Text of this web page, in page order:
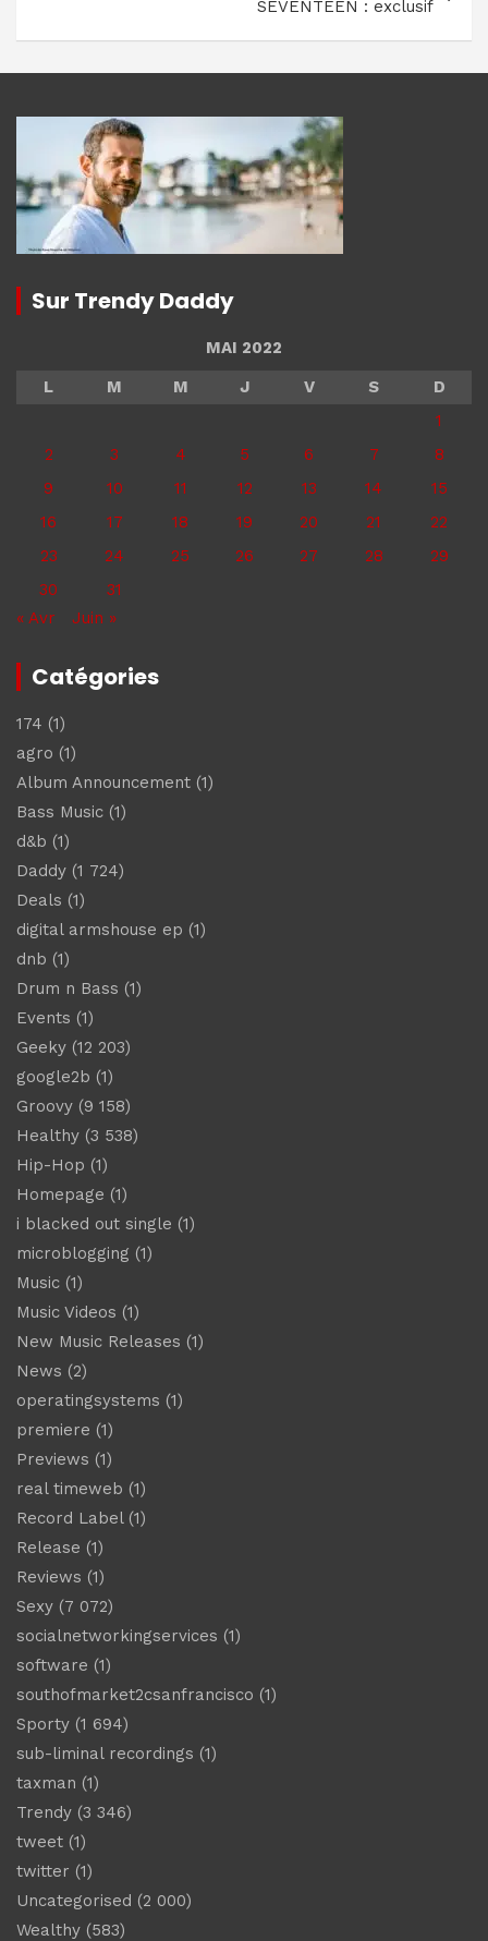
SEVENTEEN : exclusif
Sur Trendy Daddy
MAI 2022
L
M M J V S
D
1
2
3 4 5 6 7
8
9
10 11 12 13 14
15
16
17 18 19 20 21
22
23
24 25 26 27 28
29
30
31
« Avr
Juin »
Catégories
174 (1)
agro (1)
Album Announcement (1)
Bass Music (1)
d&b (1)
Daddy (1 724)
Deals (1)
digital armshouse ep (1)
dnb (1)
Drum n Bass (1)
Events (1)
Geeky (12 203)
google2b (1)
Groovy (9 158)
Healthy (3 538)
Hip-Hop (1)
Homepage (1)
i blacked out single (1)
microblogging (1)
Music (1)
Music Videos (1)
New Music Releases (1)
News (2)
operatingsystems (1)
premiere (1)
Previews (1)
real timeweb (1)
Record Label(1)
Release (1)
Reviews (1)
Sexy (7 072)
socialnetworkingservices (1)
software (1)
southofmarket2csanfrancisco (1)
Sporty (1 694)
sub-liminal recordings (1)
taxman (1)
Trendy (3 346)
tweet (1)
twitter (1)
Uncategorised (2 000)
Wealthy (583)